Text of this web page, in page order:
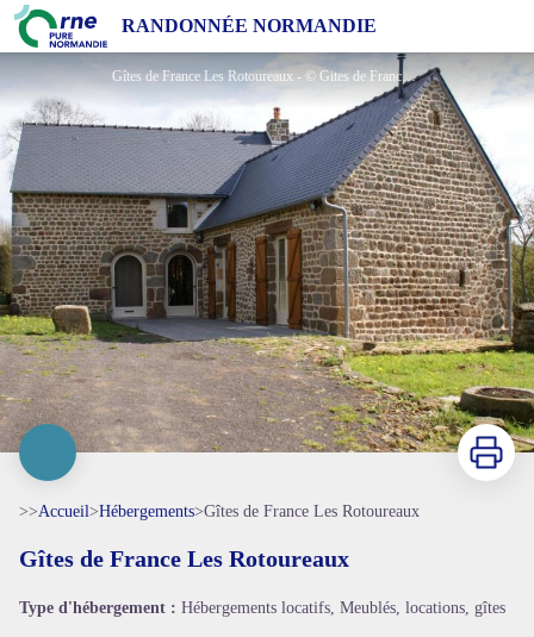
RANDONNÉE NORMANDIE
Gîtes de France Les Rotoureaux
Gîtes de France Les Rotoureaux - © Gites de France Orne
Imprimer
>>Accueil>Hébergements>Gîtes de France Les Rotoureaux
Gîtes de France Les Rotoureaux
Type d'hébergement : Hébergements locatifs, Meublés, locations, gîtes